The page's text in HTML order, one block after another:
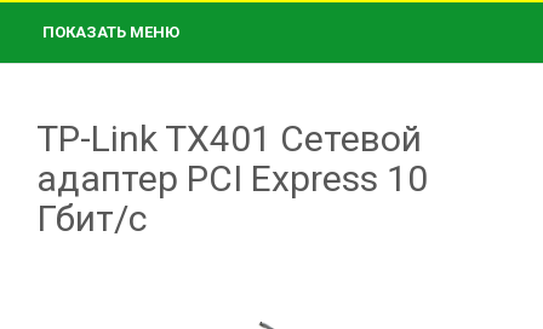
ПОКАЗАТЬ МЕНЮ
TP-Link TX401 Сетевой
адаптер PCI Express 10
Гбит/с